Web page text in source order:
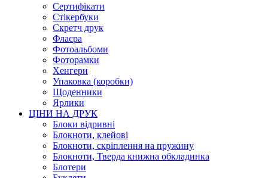
Сертифікати
Стікербуки
Скретч друк
Флаєра
Фотоальбоми
Фоторамки
Хенгери
Упаковка (коробки)
Щоденники
Ярлики
ЦІНИ НА ДРУК
Блоки відривні
Блокноти, клейові
Блокноти, скріплення на пружину
Блокноти, Тверда книжна обкладинка
Блотери